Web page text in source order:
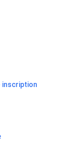
inscription